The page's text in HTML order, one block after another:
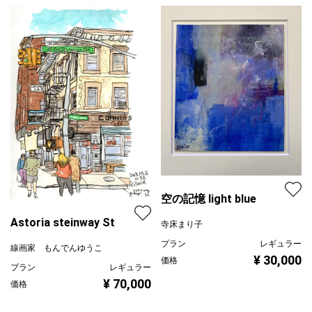
Astoria steinway St
線画家 もんでんゆうこ
プラン
レギュラー
価格
¥ 70,000
空の記憶 light blue
寺床まり子
プラン
レギュラー
価格
¥ 30,000